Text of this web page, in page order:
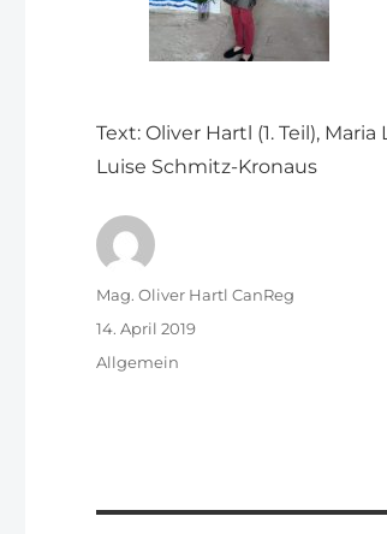
Text: Oliver Hartl (1. Teil),
Luise Schmitz-Kronaus
Autor
Mag. Oliver Hartl CanReg
Veröffentlicht
am
14. April 2019
Kategorien
Allgemein